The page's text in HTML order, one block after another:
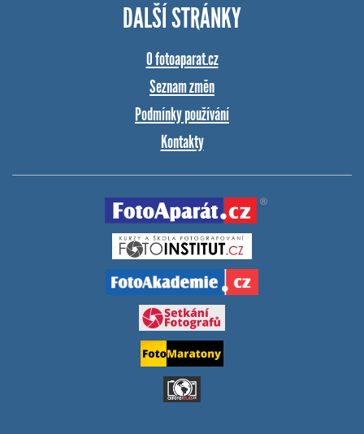
DALŠÍ STRÁNKY
O fotoaparat.cz
Seznam změn
Podmínky používání
Kontakty